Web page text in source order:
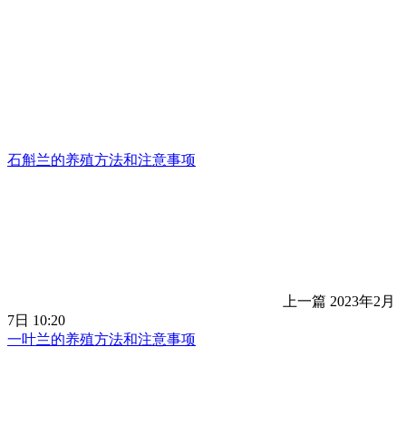
石斛兰的养殖方法和注意事项
上一篇 2023年2月
7日 10:20
一叶兰的养殖方法和注意事项